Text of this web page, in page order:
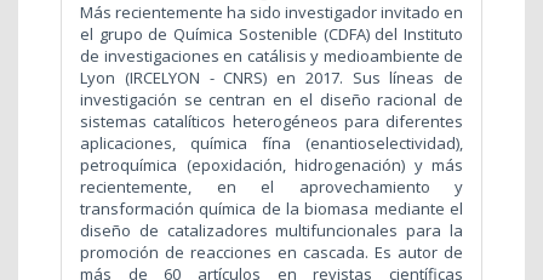
Más recientemente ha sido investigador invitado en
el grupo de Química Sostenible (CDFA) del Instituto
de investigaciones en catálisis y medioambiente de
Lyon (IRCELYON - CNRS) en 2017. Sus líneas de
investigación se centran en el diseño racional de
sistemas catalíticos heterogéneos para diferentes
aplicaciones, química fína (enantioselectividad),
petroquímica (epoxidación, hidrogenación) y más
recientemente, en el aprovechamiento y
transformación química de la biomasa mediante el
diseño de catalizadores multifuncionales para la
promoción de reacciones en cascada. Es autor de
más de 60 artículos en revistas científicas